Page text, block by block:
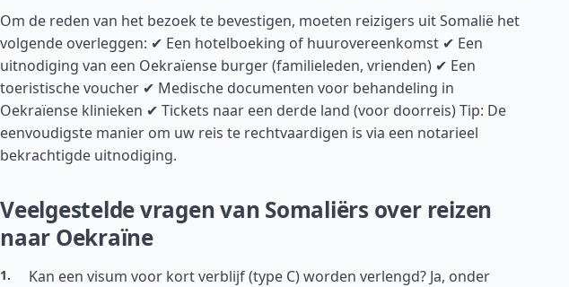
Om de reden van het bezoek te bevestigen, moeten reizigers uit Somalië het
volgende overleggen: ✔ Een hotelboeking of huurovereenkomst ✔ Een
uitnodiging van een Oekraïense burger (familieleden, vrienden) ✔ Een
toeristische voucher ✔ Medische documenten voor behandeling in
Oekraïense klinieken ✔ Tickets naar een derde land (voor doorreis) Tip: De
eenvoudigste manier om uw reis te rechtvaardigen is via een notarieel
bekrachtigde uitnodiging.
Veelgestelde vragen van Somaliërs over reizen
naar Oekraïne
Kan een visum voor kort verblijf (type C) worden verlengd? Ja, onder